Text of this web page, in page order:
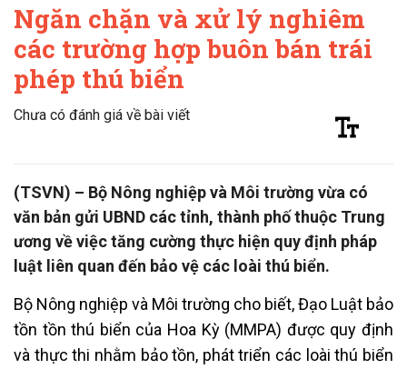
Ngăn chặn và xử lý nghiêm
các trường hợp buôn bán trái
phép thú biển
Chưa có đánh giá về bài viết
(TSVN) – Bộ Nông nghiệp và Môi trường vừa có
văn bản gửi UBND các tỉnh, thành phố thuộc Trung
ương về việc tăng cường thực hiện quy định pháp
luật liên quan đến bảo vệ các loài thú biển.
Bộ Nông nghiệp và Môi trường cho biết, Đạo Luật bảo
tồn tồn thú biển của Hoa Kỳ (MMPA) được quy định
và thực thi nhằm bảo tồn, phát triển các loài thú biển